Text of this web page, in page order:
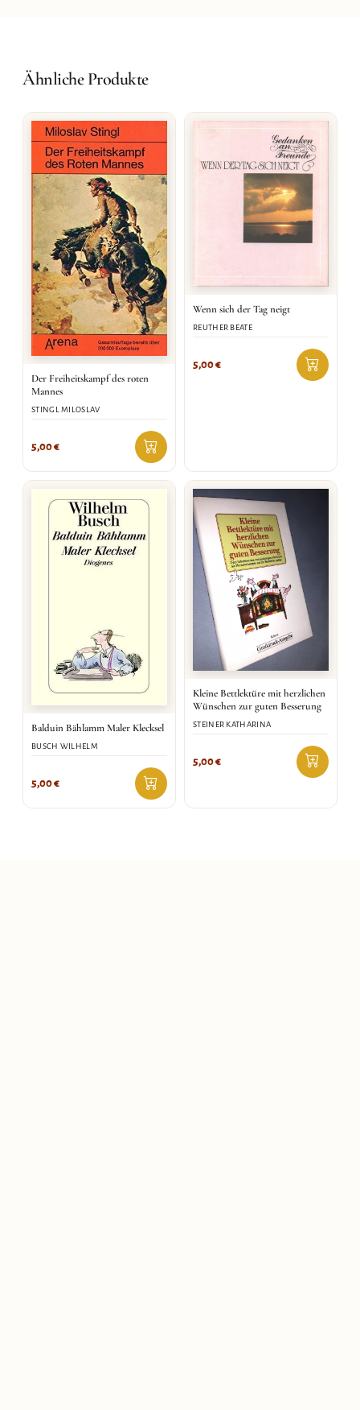
Ähnliche Produkte
Der Freiheitskampf des roten
Mannes
STINGL MILOSLAV
5,00€
Wenn sich der Tag neigt
REUTHER BEATE
5,00€
Balduin Bählamm Maler Klecksel
BUSCH WILHELM
5,00€
Kleine Bettlektüre mit herzlichen
Wünschen zur guten Besserung
STEINER KATHARINA
5,00€